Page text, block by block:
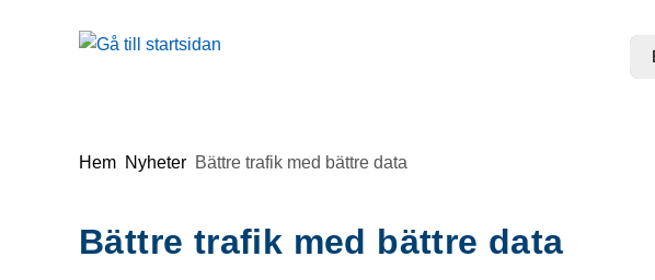
Gå till innehåll
Du är här:
Hem Nyheter Bättre trafik med bättre data
Bättre trafik med bättre data